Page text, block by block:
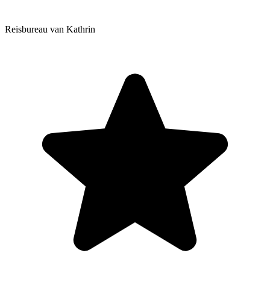
Reisbureau van Kathrin